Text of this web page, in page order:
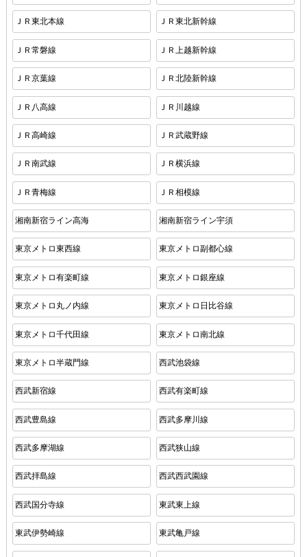
ＪＲ東北本線 ＪＲ東北新幹線
ＪＲ常磐線 ＪＲ上越新幹線
ＪＲ京葉線 ＪＲ北陸新幹線
ＪＲ八高線 ＪＲ川越線
ＪＲ高崎線 ＪＲ武蔵野線
ＪＲ南武線 ＪＲ横浜線
ＪＲ青梅線 ＪＲ相模線
湘南新宿ライン高海 湘南新宿ライン宇須
東京メトロ東西線 東京メトロ副都心線
東京メトロ有楽町線 東京メトロ銀座線
東京メトロ丸ノ内線 東京メトロ日比谷線
東京メトロ千代田線 東京メトロ南北線
東京メトロ半蔵門線 西武池袋線
西武新宿線 西武有楽町線
西武豊島線 西武多摩川線
西武多摩湖線 西武狭山線
西武拝島線 西武西武園線
西武国分寺線 東武東上線
東武伊勢崎線 東武亀戸線